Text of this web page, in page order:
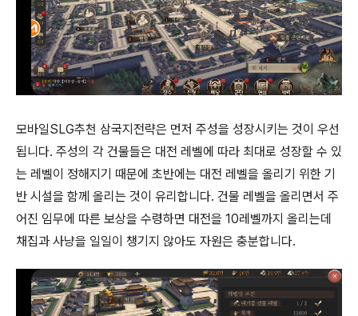
모바일SLG추천 삼국지전략은 먼저 주성을 성장시키는 것이 우선
됩니다. 주성의 각 건물들은 대전 레벨에 따라 최대로 성장할 수 있
는 레벨이 정해지기 때문에 초반에는 대전 레벨을 올리기 위한 기
반 시설을 함께 올리는 것이 유리합니다. 건물 레벨을 올리면서 주
어진 임무에 따른 보상을 수령하면 대전을 10레벨까지 올리는데
채집과 사냥을 일일이 챙기지 않아도 자원은 충분합니다.